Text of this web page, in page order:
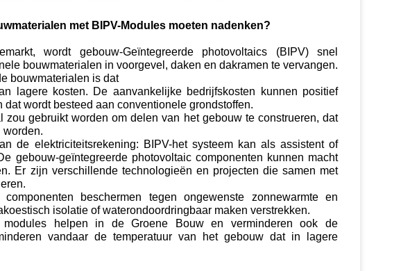
met BIPV-Modules moeten nadenken?
wordt gebouw-Geïntegreerde photovoltaics (BIPV) snel
bouwmaterialen in voorgevel, daken en dakramen te vervangen.
bouwmaterialen is dat
lagere kosten. De aanvankelijke bedrijfskosten kunnen positief
wordt besteed aan conventionele grondstoffen.
gebruikt worden om delen van het gebouw te construeren, dat
worden.
de elektriciteitsrekening: BIPV-het systeem kan als assistent of
gebouw-geïntegreerde photovoltaic componenten kunnen macht
Er zijn verschillende technologieën en projecten die samen met
beschermen tegen ongewenste zonnewarmte en
isolatie of waterondoordringbaar maken verstrekken.
modules helpen in de Groene Bouw en verminderen ook de
vandaar de temperatuur van het gebouw dat in lagere